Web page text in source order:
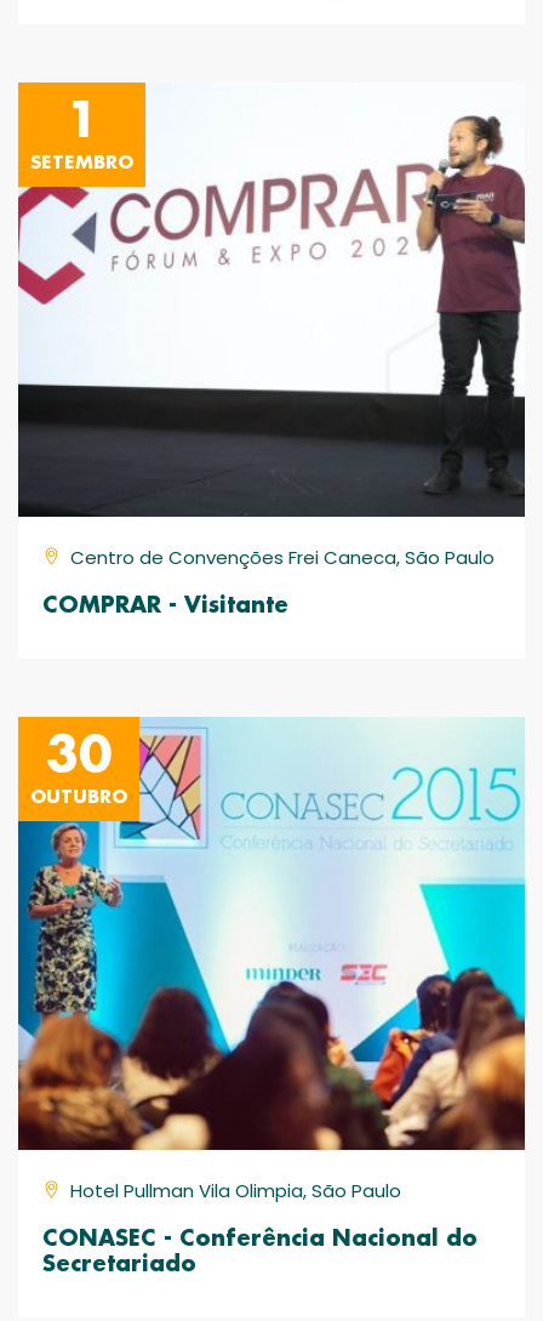
1
SETEMBRO
Centro de Convenções Frei Caneca, São Paulo
COMPRAR - Visitante
30
OUTUBRO
Hotel Pullman Vila Olimpia, São Paulo
CONASEC - Conferência Nacional do
Secretariado